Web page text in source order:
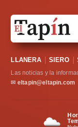
Sociedad
Política
LLANERA SIERO
Las noticias y la
✉ eltapin@eltapin.com